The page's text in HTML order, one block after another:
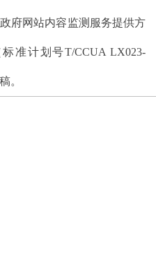
府网站内容监测服务提供方
准计划号T/CCUA LX023-
。